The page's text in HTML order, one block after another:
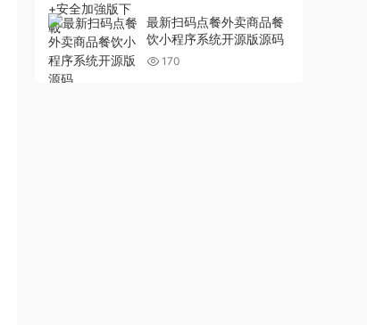
最新扫码点餐外卖商品餐
饮小程序系统开源版源码
170